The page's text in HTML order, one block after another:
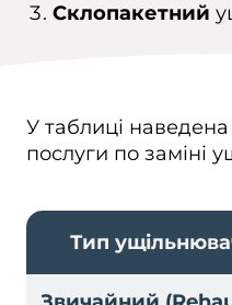
Склопакетний
У таблиці наведена
послуги по заміні
Тип